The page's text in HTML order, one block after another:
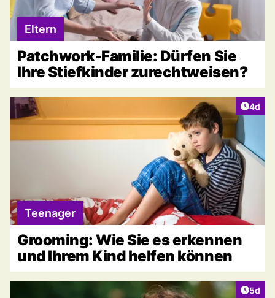
Eltern
Patchwork-Familie: Dürfen Sie
Ihre Stiefkinder zurechtweisen?
4d
Teenager
Grooming: Wie Sie es erkennen
und Ihrem Kind helfen können
5d